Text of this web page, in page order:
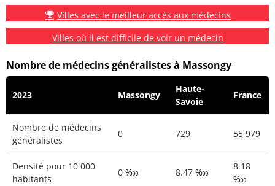
Villes avec le meilleur accès aux médecins
Villes où il est difficile de voir un médecin
Nombre de médecins généralistes à Massongy
2023 Massongy
Haute-
Savoie
France
Nombre de médecins
généralistes
0 729 55 979
Densité pour 10 000
habitants
0 ‱ 8.47 ‱
8.18
‱